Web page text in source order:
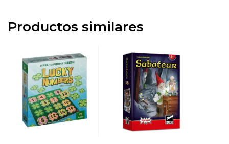
Productos similares